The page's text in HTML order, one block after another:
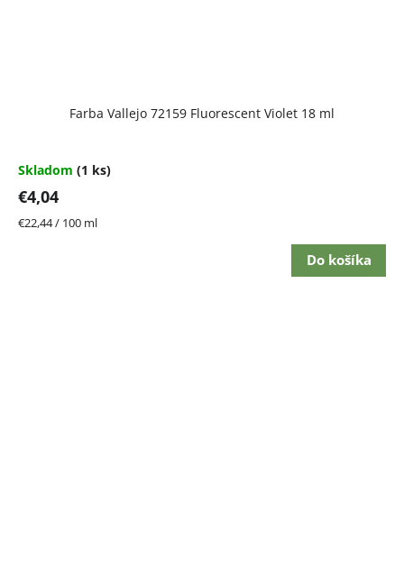
Farba Vallejo 72159 Fluorescent Violet 18 ml
Skladom (1 ks)
€4,04
Jednotková
€22,44 / 100 ml
Do košíka